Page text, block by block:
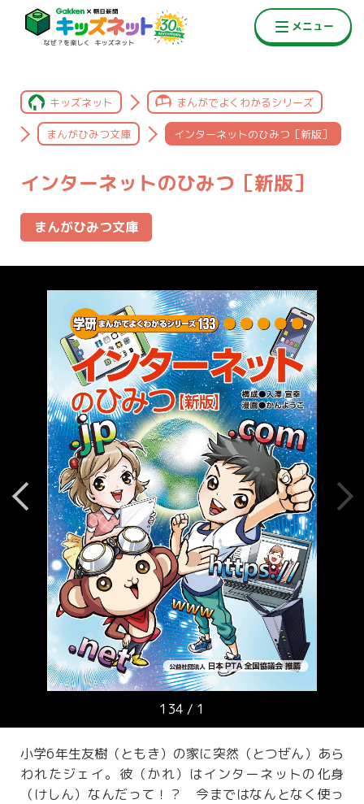
キッズネット まんがでよくわかるシリーズ
まんがひみつ文庫 インターネットのひみつ［新版］
インターネットのひみつ［新版］
まんがひみつ文庫
1
/
134
小学6年生友樹（ともき）の家に突然（とつぜん）あら
われたジェイ。彼（かれ）はインターネットの化身
（けしん）なんだって！？ 今まではなんとなく使っ